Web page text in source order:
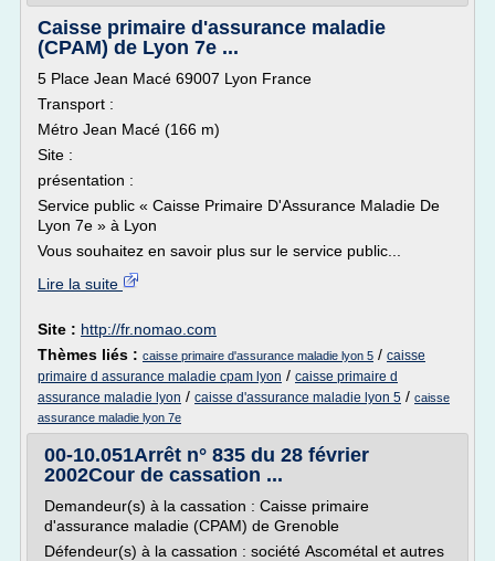
Caisse primaire d'assurance maladie
(CPAM) de Lyon 7e ...
5 Place Jean Macé 69007 Lyon France
Transport :
Métro Jean Macé (166 m)
Site :
présentation :
Service public « Caisse Primaire D'Assurance Maladie De
Lyon 7e » à Lyon
Vous souhaitez en savoir plus sur le service public...
Lire la suite
Site : http://fr.nomao.com
Thèmes liés : caisse primaire d'assurance maladie lyon 5 / caisse
primaire d assurance maladie cpam lyon / caisse primaire d
assurance maladie lyon / caisse d'assurance maladie lyon 5 / caisse
assurance maladie lyon 7e
00-10.051Arrêt n° 835 du 28 février
2002Cour de cassation ...
Demandeur(s) à la cassation : Caisse primaire
d'assurance maladie (CPAM) de Grenoble
Défendeur(s) à la cassation : société Ascométal et autres